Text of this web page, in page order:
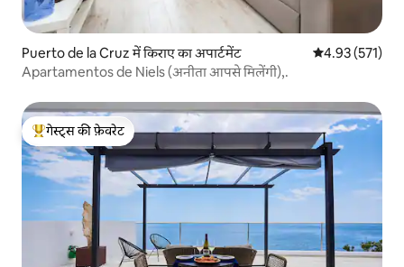
Puerto de la Cruz में किराए का अपार्टमेंट औसत रेटिंग 5 में से
4.93 (571)
Apartamentos de Niels (अनीता आपसे मिलेंगी),.
गेस्ट्स का टॉप फ़ेवरेट
गेस्ट्स की फ़ेवरेट